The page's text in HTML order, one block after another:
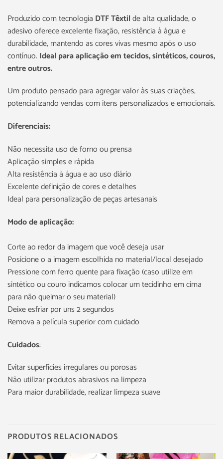
Produzido com tecnologia DTF Têxtilde alta qualidade, o
adesivo oferece excelente fixação, resistência à água e
durabilidade, mantendo as cores vivas mesmo após o uso
contínuo. Ideal para aplicação em tecidos, sintéticos, couros,
entre outros.
Um produto pensado para agregar valor às suas criações,
potencializando vendas com itens personalizados e emocionais.
Diferenciais:
Não necessita uso de forno ou prensa
Aplicação simples e rápida
Alta resistência à água e ao uso diário
Excelente definição de cores e detalhes
Ideal para personalização de peças artesanais
Modo de aplicação:
Corte ao redor da imagem que você deseja usar
Posicione o a imagem escolhida no material/local desejado
Pressione com ferro quente para fixação (caso utilize em
sintético ou couro indicamos colocar um tecidinho em cima
para não queimar o seu material)
Deixe esfriar por uns 2 segundos
Remova a película superior com cuidado
Cuidados:
Evitar superfícies irregulares ou porosas
Não utilizar produtos abrasivos na limpeza
Para maior durabilidade, realizar limpeza suave
PRODUTOS RELACIONADOS